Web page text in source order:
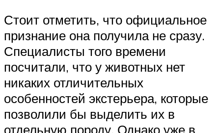
Стоит отметить, что официальное
признание она получила не сразу.
Специалисты того времени
посчитали, что у животных нет
никаких отличительных
особенностей экстерьера, которые
позволили бы выделить их в
отдельную породу. Однако уже в